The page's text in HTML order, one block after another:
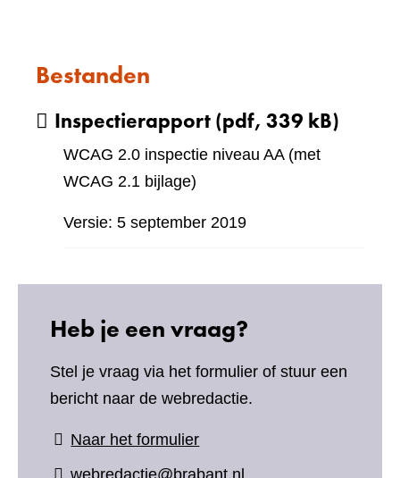
Bestanden
Inspectierapport(pdf, 339 kB)
WCAG 2.0 inspectie niveau AA (met
WCAG 2.1 bijlage)
Versie: 5 september 2019
Heb je een vraag?
Stel je vraag via het formulier of stuur een
bericht naar de webredactie.
Naar het formulier(verwijst
naar
webredactie@brabant.nl